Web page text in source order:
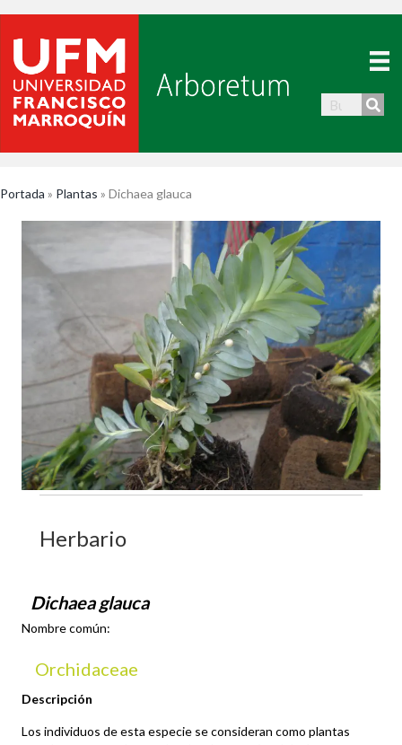
Portada » Plantas » Dichaea glauca
Herbario
Dichaea glauca
Nombre común:
Orchidaceae
Descripción
Los individuos de esta especie se consideran como plantas